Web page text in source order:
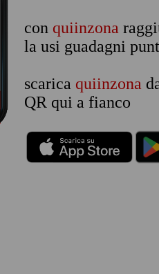
con quiinzona
la usi guadagni
scarica quiinzona
QR qui a fianco